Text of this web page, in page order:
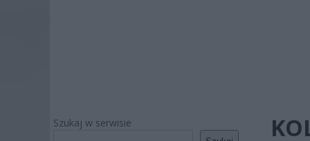
Szukaj w serwisie